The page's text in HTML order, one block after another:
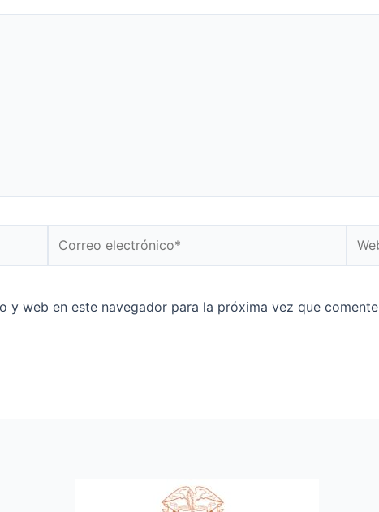
y web en este navegador para la próxima vez que